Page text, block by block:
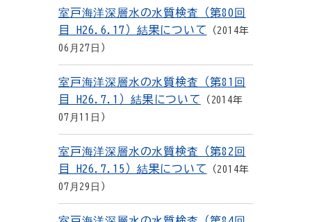
室戸海洋深層水の水質検査（第80回
目 H26.6.17）結果について
2014年
06月27日
室戸海洋深層水の水質検査（第81回
目 H26.7.1）結果について
2014年
07月11日
室戸海洋深層水の水質検査（第82回
目 H26.7.15）結果について
2014年
07月29日